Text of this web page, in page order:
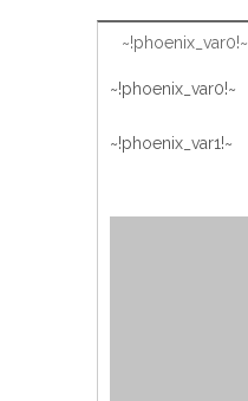
~!phoenix_var0!~
~!phoenix_var0!~
~!phoenix_var1!~